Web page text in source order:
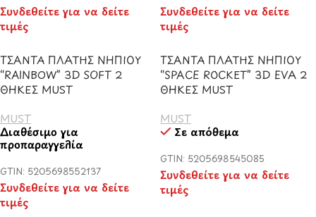
Συνδεθείτε για να δείτε
τιμές
Συνδεθείτε για να δείτε
τιμές
ΤΣΑΝΤΑ ΠΛΑΤΗΣ ΝΗΠΙΟΥ
“RAINBOW” 3D SOFT 2
ΘΗΚΕΣ MUST
MUST
Διαθέσιμο για
προπαραγγελία
GTIN: 5205698552137
Συνδεθείτε για να δείτε
τιμές
ΤΣΑΝΤΑ ΠΛΑΤΗΣ ΝΗΠΙΟΥ
“SPACE ROCKET” 3D EVA 2
ΘΗΚΕΣ MUST
MUST
Σε απόθεμα
GTIN: 5205698545085
Συνδεθείτε για να δείτε
τιμές